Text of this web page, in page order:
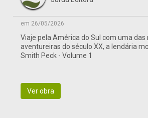
em 26/05/2026
Viaje pela América do Sul com uma das
aventureiras do século XX, a lendária
Smith Peck - Volume 1
Ver obra